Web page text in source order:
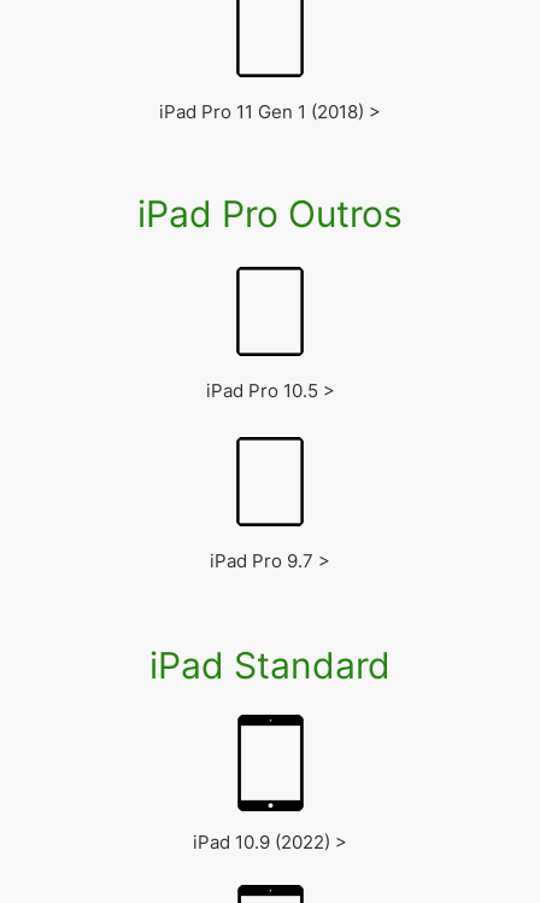
iPad Pro 11 Gen 1 (2018) >
iPad Pro Outros
iPad Pro 10.5 >
iPad Pro 9.7 >
iPad Standard
iPad 10.9 (2022) >